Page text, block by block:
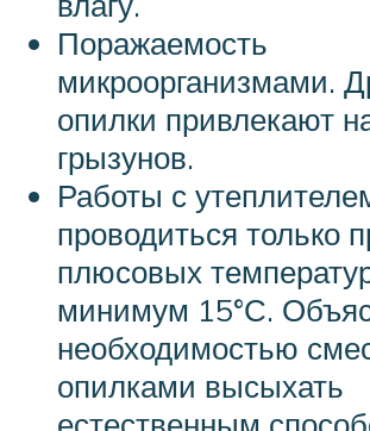
Поражаемость
микроорганизмами.
опилки привлекают
грызунов.
Работы с
проводиться только
плюсовых
минимум 15°С.
необходимостью
опилками высыхать